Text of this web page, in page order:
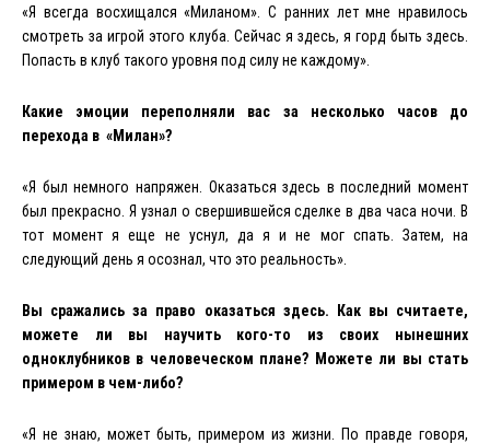
«Я всегда восхищался «Миланом». С ранних лет мне нравилось
смотреть за игрой этого клуба. Сейчас я здесь, я горд быть здесь
Попасть в клуб такого уровня под силу не каждому».
Какие эмоции переполняли вас за несколько часов до
перехода в «Милан»?
«Я был немного напряжен. Оказаться здесь в последний момент
был прекрасно. Я узнал о свершившейся сделке в два часа ночи. В
тот момент я еще не уснул, да я и не мог спать. Затем, на
следующий день я осознал, что это реальность».
Вы сражались за право оказаться здесь. Как вы считаете,
можете ли вы научить кого-то из своих нынешних
одноклубников в человеческом плане? Можете ли вы стать
примером в чем-либо?
«Я не знаю, может быть, примером из жизни. По правде говоря,